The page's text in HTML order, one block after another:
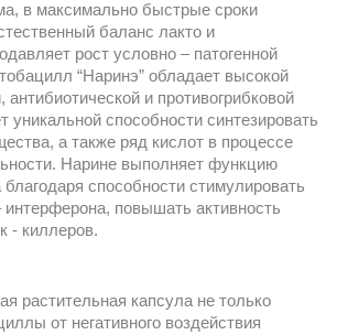
в максимально быстрые сроки
баланс лакто и
рост условно – патогенной
“Наринэ” обладает высокой
антибиотической и противогрибковой
уникальной способности синтезировать
а также ряд кислот в процессе
Нарине выполняет функцию
способности стимулировать
повышать активность
- киллеров.
растительная капсула не только
от негативного воздействия